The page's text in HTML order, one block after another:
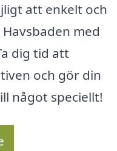
att enkelt och
med
dig tid att
och gör din
något speciellt!